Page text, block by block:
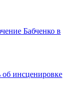
Бабченко в
об инсценировке